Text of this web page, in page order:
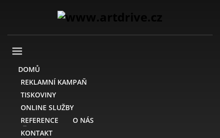
DOMŮ
REKLAMNÍ KAMPAŇ
TISKOVINY
ONLINE SLUŽBY
REFERENCE
O NÁS
KONTAKT